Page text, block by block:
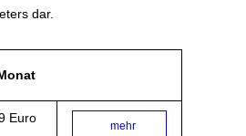
dar.
Euro
mehr